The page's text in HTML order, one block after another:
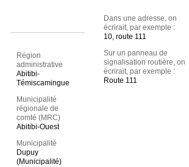
Région
administrative
Abitibi-
Témiscamingue
Municipalité
régionale de
comté (MRC)
Abitibi-Ouest
Municipalité
Dupuy
(Municipalité)
Dans une adresse, on
écrirait, par exemple :
10, route 111
Sur un panneau de
signalisation routière, on
écrirait, par exemple :
Route 111